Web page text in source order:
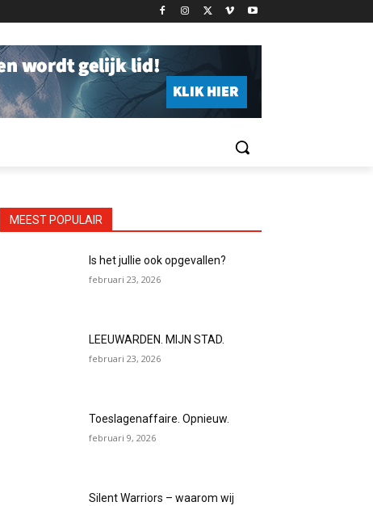
MEEST POPULAIR
Is het jullie ook opgevallen?
februari 23, 2026
LEEUWARDEN. MIJN STAD.
februari 23, 2026
Toeslagenaffaire. Opnieuw.
februari 9, 2026
Silent Warriors – waarom wij